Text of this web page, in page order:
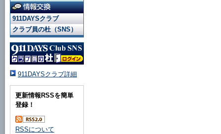
911DAYSクラブ
クラブ員の杜（SNS）
911DAYSクラブ詳細
更新情報RSSを簡単
登録！
RSSについて